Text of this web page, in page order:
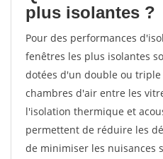
plus isolantes ?
Pour des performances
fenêtres les plus isolantes
dotées d'un double ou triple
chambres d'air entre les
l'isolation thermique et
permettent de réduire les
de minimiser les nuisances